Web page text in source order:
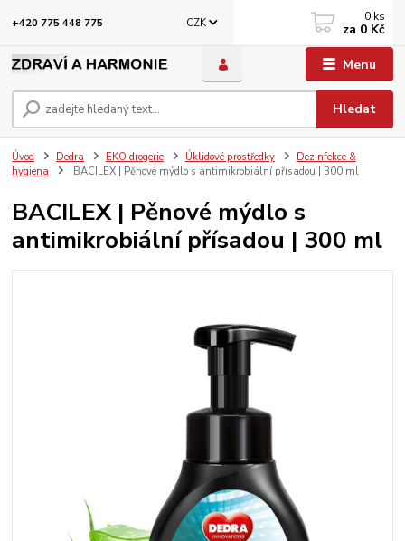
Menu
CZK
Hledat
+420 775 448 775 0 ks
za 0 Kč
Úvod Dedra EKO drogerie Úklidové prostředky
Dezinfekce &
hygiena
BACILEX | Pěnové mýdlo s antimikrobiální přísadou | 300 ml
BACILEX | Pěnové mýdlo s
antimikrobiální přísadou | 300 ml